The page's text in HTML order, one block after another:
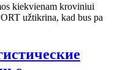
kiekvienam kroviniui
užtikrina, kad bus pa